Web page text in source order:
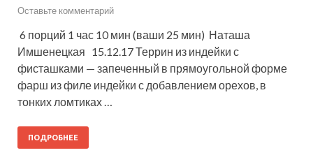
Оставьте комментарий
6 порций 1 час 10 мин (ваши 25 мин) Наташа
Имшенецкая 15.12.17 Террин из индейки с
фисташками — запеченный в прямоугольной форме
фарш из филе индейки с добавлением орехов, в
тонких ломтиках …
ПОДРОБНЕЕ